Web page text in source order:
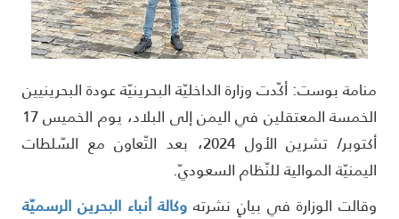
بوست: أكّدت وزارة الداخليّة البحرينيّة عودة البحرينيين
الخمسة المعتقلين في اليمن إلى البلاد، يوم الخميس 17
أكتوبر/ تشرين الأول 2024، بعد التّعاون مع السّلطات
الموالية للنّظام السعوديّ.
الوزارة في بيانٍ نشرتهوكالة أنباء البحرين الرسميّة